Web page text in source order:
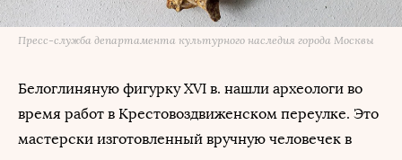
Пресс-служба департамента культурного наследия города Москвы
Белоглиняную фигурку XVI в. нашли археологи во
время работ в Крестовоздвиженском переулке. Это
мастерски изготовленный вручную человечек в